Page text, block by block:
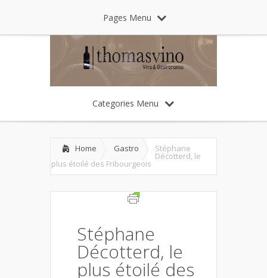
Pages Menu
Categories Menu
Home Gastro Stéphane
Décotterd, le
plus étoilé des Fribourgeois
Stéphane
Décotterd, le
plus étoilé des